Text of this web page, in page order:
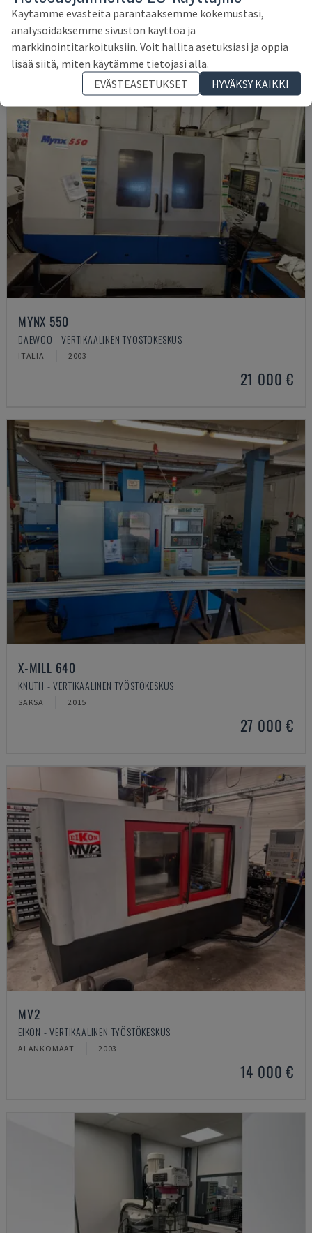
SAKSA 2021 6.000 TUNNIT
MYNX 550
DAEWOO - VERTIKAALINEN TYÖSTÖKESKUS
ITALIA 2003
21 000 €
X-MILL 640
KNUTH - VERTIKAALINEN TYÖSTÖKESKUS
SAKSA 2015
27 000 €
MV2
EIKON - VERTIKAALINEN TYÖSTÖKESKUS
ALANKOMAAT 2003
14 000 €
Käytämme evästeitä parantaaksemme kokemustasi,
analysoidaksemme sivuston käyttöä ja
markkinointitarkoituksiin. Voit hallita asetuksiasi ja oppia
lisää siitä, miten käytämme tietojasi alla.
EVÄSTEASETUKSET
HYVÄKSY KAIKKI